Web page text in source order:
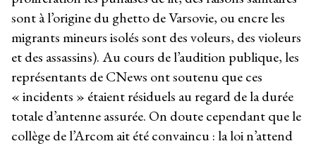
sont à l’origine du ghetto de Varsovie, ou encre les
migrants mineurs isolés sont des voleurs, des violeurs
et des assassins). Au cours de l’audition publique, les
représentants de CNews ont soutenu que ces
« incidents » étaient résiduels au regard de la durée
totale d’antenne assurée. On doute cependant que le
collège de l’Arcom ait été convaincu : la loi n’attend